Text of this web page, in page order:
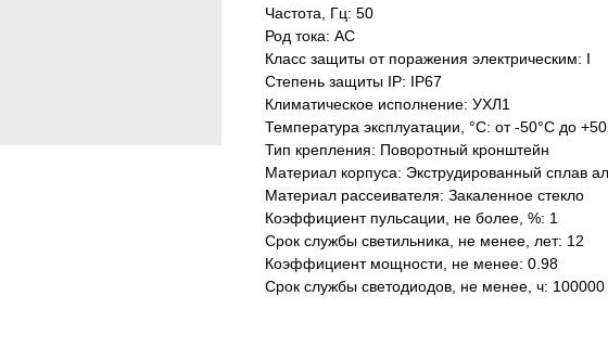
Частота, Гц: 50
Род тока: AC
Класс защиты от поражения электрическим: I
Степень защиты IP: IP67
Климатическое исполнение: УХЛ1
Температура эксплуатации, °С: от -50°C до
Тип крепления: Поворотный кронштейн
Материал корпуса: Экструдированный сплав
Материал рассеивателя: Закаленное стекло
Коэффициент пульсации, не более, %: 1
Срок службы светильника, не менее, лет: 12
Коэффициент мощности, не менее: 0.98
Срок службы светодиодов, не менее, ч: 100000